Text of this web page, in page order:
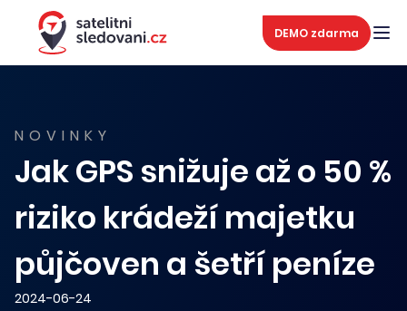
DEMO zdarma
NOVINKY
Jak GPS snižuje až o 50 %
riziko krádeží majetku
půjčoven a šetří peníze
2024-06-24